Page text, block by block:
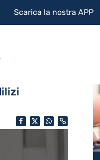
Scarica la nostra APP